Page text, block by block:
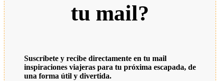
tu mail?
Suscríbete y recibe directamente en tu mail
inspiraciones viajeras para tu próxima escapada, de
una forma útil y divertida.